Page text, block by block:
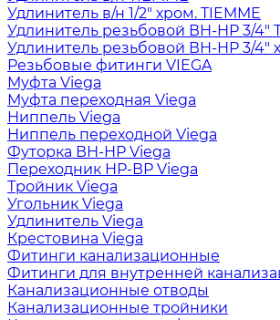
Удлинитель в/н 1/2" хром. TIEMME
Удлинитель резьбовой ВН-НР 3/4"
Удлинитель резьбовой ВН-НР 3/4"
Резьбовые фитинги VIEGA
Муфта Viega
Муфта переходная Viega
Ниппель Viega
Ниппель переходной Viega
Футорка ВН-НР Viega
Переходник НР-ВР Viega
Тройник Viega
Угольник Viega
Удлинитель Viega
Крестовина Viega
Фитинги канализационные
Фитинги для внутренней
Канализационные отводы
Канализационные тройники